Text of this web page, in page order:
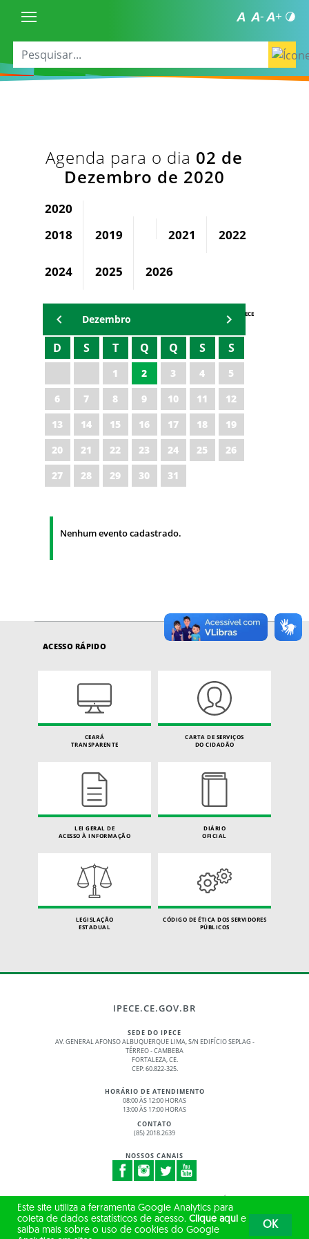
Agenda para o dia 02 de
Dezembro de 2020
2020
2018
2019 2021 2022
2024 2025 2026
AGENDA IPECE
Dezembro
D S T Q Q S S
1 2 3 4
5
6
7 8 9 10 11
12
13
14 15 16 17 18
19
20
21 22 23 24 25
26
27
28 29 30 31
Nenhum evento cadastrado.
ACESSO RÁPIDO
CEARÁ
TRANSPARENTE
CARTA DE SERVIÇOS
DO CIDADÃO
LEI GERAL DE
ACESSO À INFORMAÇÃO
DIÁRIO
OFICIAL
LEGISLAÇÃO
ESTADUAL
CÓDIGO DE ÉTICA DOS SERVIDORES
PÚBLICOS
IPECE.CE.GOV.BR
SEDE DO IPECE
AV. GENERAL AFONSO ALBUQUERQUE LIMA, S/N EDIFÍCIO SEPLAG -
TÉRREO - CAMBEBA
FORTALEZA, CE.
CEP: 60.822-325.
HORÁRIO DE ATENDIMENTO
08:00 ÀS 12:00 HORAS
13:00 ÀS 17:00 HORAS
CONTATO
(85) 2018.2639
NOSSOS CANAIS
© 2017 - 2026 – GOVERNO DO ESTADO DO CEARÁ
TODOS OS DIREITOS RESERVADOS
Este site utiliza a ferramenta Google Analytics para
coleta de dados estatísticos de acesso. Clique aqui e
saiba mais sobre o uso de cookies do Google
OK